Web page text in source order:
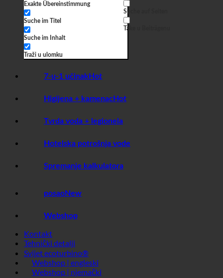
Generički filtri
Exakte Übereinstimmung
Suche im Titel
Suche im Inhalt
Traži u ulomku
Filtrirajte prema prilagođenoj
Suche auf Seiten
7-u-1 učinak
Higijena + kamenac
Tvrda voda + legionela
Hotelska potrošnja vode
posao
Webshop
Kontakt
Tehnički detalji
Svijet ecoturbino®